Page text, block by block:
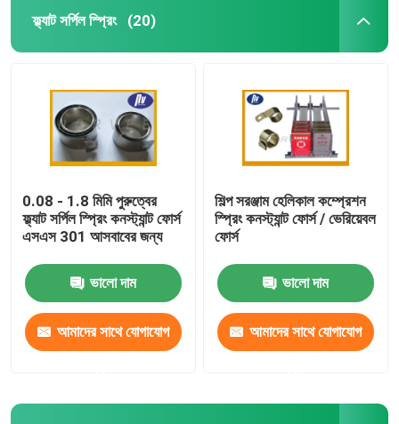
ফ্ল্যাট সর্পিল স্প্রিং (20)
0.08 - 1.8 মিমি পুরুত্বের
ফ্ল্যাট সর্পিল স্প্রিং কনস্ট্যান্ট ফোর্স
এসএস 301 আসবাবের জন্য
ভালো দাম
আমাদের সাথে যোগাযোগ
শিল্প সরঞ্জাম হেলিকাল কম্প্রেশন
স্প্রিং কনস্ট্যান্ট ফোর্স / ভেরিয়েবল
ফোর্স
ভালো দাম
আমাদের সাথে যোগাযোগ